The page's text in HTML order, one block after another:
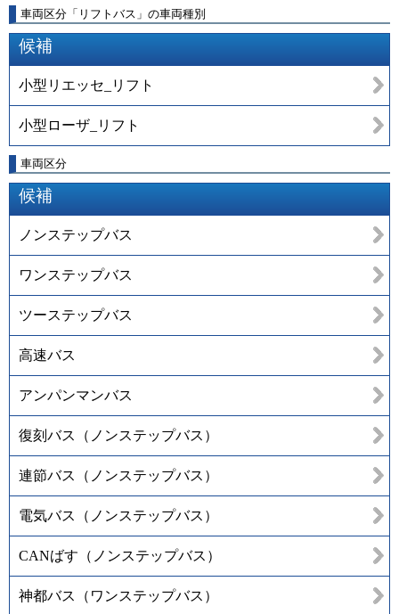
車両区分「リフトバス」の車両種別
候補
小型リエッセ_リフト
小型ローザ_リフト
車両区分
候補
ノンステップバス
ワンステップバス
ツーステップバス
高速バス
アンパンマンバス
復刻バス（ノンステップバス）
連節バス（ノンステップバス）
電気バス（ノンステップバス）
CANばす（ノンステップバス）
神都バス（ワンステップバス）